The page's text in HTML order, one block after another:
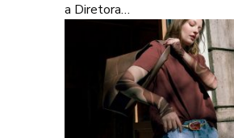
a Diretora…